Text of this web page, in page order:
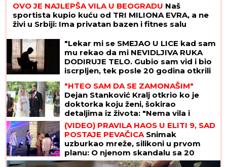
OVO JE NAJLEPŠA VILA U BEOGRADU Naš
sportista kupio kuću od TRI MILIONA EVRA, a ne
živi u Srbiji: Ima privatan bazen i fitnes salu
"Lekar mi se SMEJAO U LICE kad sam
mu rekao da mi NEVIDLJIVA RUKA
DODIRUJE TELO. Gubio sam vid i bio
iscrpljen, tek posle 20 godina otkrili
"HTEO SAM DA SE ZAMONAŠIM"
Dejan Stanković Kralj otkrio ko je
doktorka koju ženi, šokirao
detaljima iz života: "Nema vila i
kamiona" (VIDEO)
(VIDEO) PRAVILA HAOS U ELITI 9, SAD
POSTAJE PEVAČICA Snimak
uzburkao mreže, silikoni u prvom
planu: O njenom skandalu sa 20
godina starijim brujao Balkan